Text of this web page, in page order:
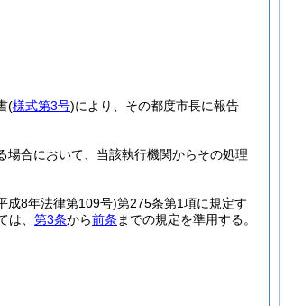
(様式第3号)により、その都度市長に報告
合において、当該執行機関からその処理
成8年法律第109号)第275条第1項に規定す
は、 第3条から前条 までの規定を準用する。